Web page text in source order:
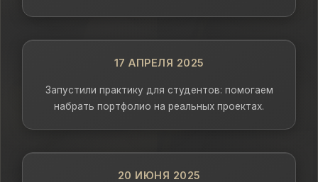
17 АПРЕЛЯ 2025
Запустили практику для студентов: помогаем
набрать портфолио на реальных проектах.
20 ИЮНЯ 2025